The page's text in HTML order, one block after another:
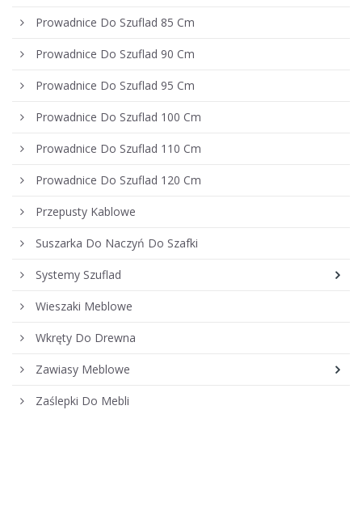
Prowadnice Do Szuflad 85 Cm
Prowadnice Do Szuflad 90 Cm
Prowadnice Do Szuflad 95 Cm
Prowadnice Do Szuflad 100 Cm
Prowadnice Do Szuflad 110 Cm
Prowadnice Do Szuflad 120 Cm
Przepusty Kablowe
Suszarka Do Naczyń Do Szafki
Systemy Szuflad
Wieszaki Meblowe
Wkręty Do Drewna
Zawiasy Meblowe
Zaślepki Do Mebli